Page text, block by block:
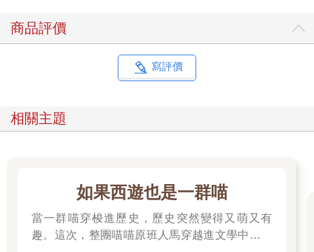
商品評價
寫評價
相關主題
如果西遊也是一群喵
當一群喵穿梭進歷史，歷史突然變得又萌又有
趣。這次，整團喵喵原班人馬穿越進文學中，開